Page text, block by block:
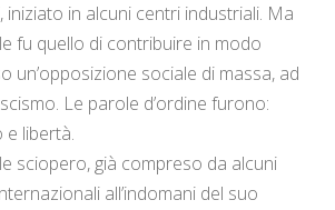
iniziato in alcuni centri industriali. Ma
fu quello di contribuire in modo
un’opposizione sociale di massa, ad
Le parole d’ordine furono:
e libertà.
sciopero, già compreso da alcuni
all’indomani del suo